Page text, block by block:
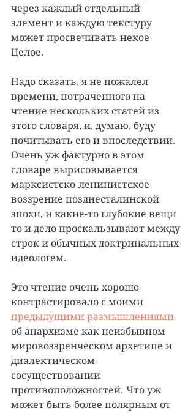
через каждый отдельный
элемент и каждую текстуру
может просвечивать некое
Целое.
Надо сказать, я не пожалел
времени, потраченного на
чтение нескольких статей из
этого словаря, и, думаю, буду
почитывать его и впоследствии.
Очень уж фактурно в этом
словаре вырисовывается
марксистско-ленинистское
воззрение позднесталинской
эпохи, и какие-то глубокие вещи
то и дело проскальзывают между
строк и обычных доктринальных
идеологем.
Это чтение очень хорошо
контрастировало с моими
предыдущими размышлениями
об анархизме как неизбывном
мировоззренческом архетипе и
диалектическом
сосуществовании
противоположностей. Что уж
может быть более полярным от